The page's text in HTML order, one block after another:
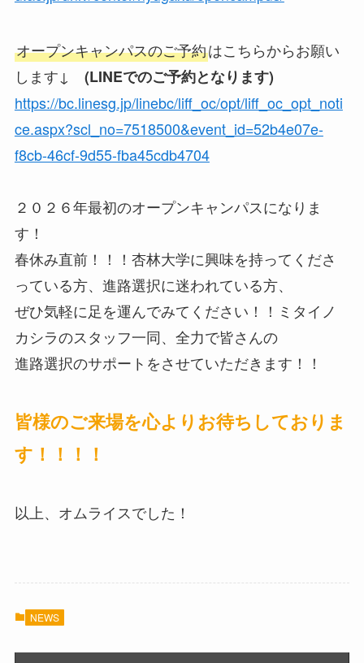
オープンキャンパスのご予約はこちらからお願い
します↓ (LINEでのご予約となります)
https://bc.linesg.jp/linebc/liff_oc/opt/liff_oc_opt_noti
ce.aspx?scl_no=7518500&event_id=52b4e07e-
f8cb-46cf-9d55-fba45cdb4704
２０２６年最初のオープンキャンパスになりま
す！
春休み直前！！！杏林大学に興味を持ってくださ
っている方、進路選択に迷われている方、
ぜひ気軽に足を運んでみてください！！ミタイノ
カシラのスタッフ一同、全力で皆さんの
進路選択のサポートをさせていただきます！！
皆様のご来場を心よりお待ちしておりま
す！！！！
以上、オムライスでした！
NEWS